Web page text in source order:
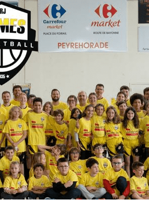
Exporter les lignes sélectionnées
Exporter toutes les colonnes
Exporter uniquement les colonnes affichées
Menu
<
>
Résultats du Week-End
Programme du Week-End
Évènements
Documents Utiles
Galeries photo
?>
Images de la page d'accueil
Cliquez pour éditer